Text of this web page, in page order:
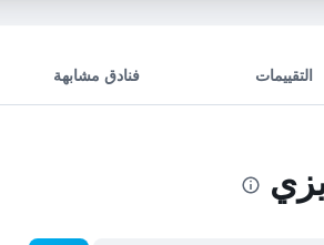
التقييمات فنادق مشابهة